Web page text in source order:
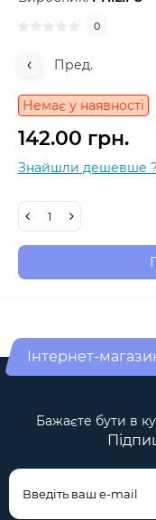
0
Пред.
Немає у наявності
142.00 грн.
Знайшли дешевше ?
Інтернет-
Бажаєте бути в